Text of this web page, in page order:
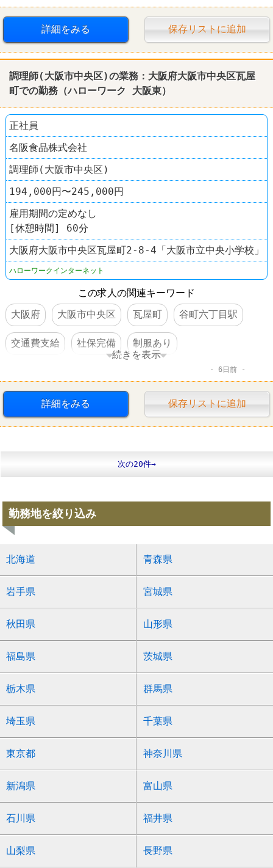
詳細をみる 保存リストに追加
調理師(大阪市中央区)の業務：大阪府大阪市中央区瓦屋
町での勤務（ハローワーク 大阪東）
正社員
名阪食品株式会社
調理師(大阪市中央区)
194,000円〜245,000円
雇用期間の定めなし
[休憩時間] 60分
大阪府大阪市中央区瓦屋町2-8-4「大阪市立中央小学校」
ハローワークインターネット
この求人の関連キーワード
大阪府
大阪市中央区 瓦屋町 谷町六丁目駅
交通費支給 社保完備 制服あり
続きを表示
6日前
詳細をみる 保存リストに追加
次の20件→
勤務地を絞り込み
北海道 青森県
岩手県 宮城県
秋田県 山形県
福島県 茨城県
栃木県 群馬県
埼玉県 千葉県
東京都 神奈川県
新潟県 富山県
石川県 福井県
山梨県 長野県